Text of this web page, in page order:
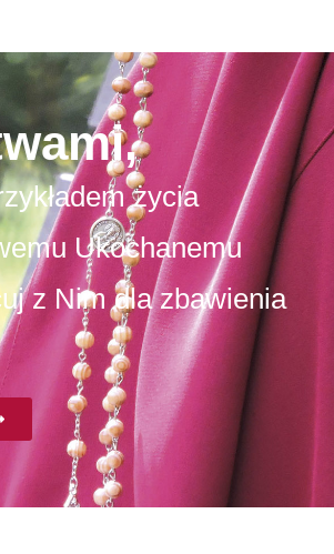
życia
Ukochanemu
z Nim dla zbawienia